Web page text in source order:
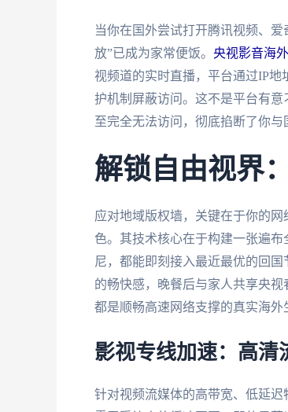
当你在国外尝试打开腾讯视频、
放”已成为家常便饭。 央视影音海
视频道的实时直播，平台通过IP
护机制屏蔽访问。这不是平台有
至完全无法访问，彻底掐断了你与
解锁自由视界
应对地域版权墙，关键在于你的网
色。其技术核心在于构建一张遍
尼，都能即刻接入最近最优的回
的畅快感，晚餐后与家人共享央
都是顺畅高速网络支撑的真实海外
影视专线加速：高清
针对视频流媒体的高带宽、低延迟